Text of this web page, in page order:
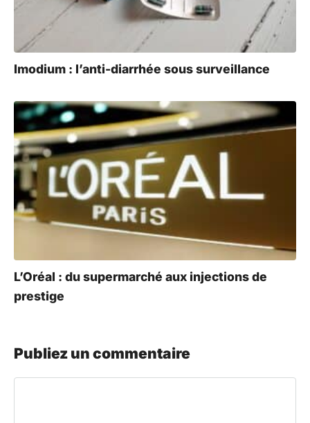
Imodium : l’anti-diarrhée sous surveillance
L’Oréal : du supermarché aux injections de
prestige
Publiez un commentaire